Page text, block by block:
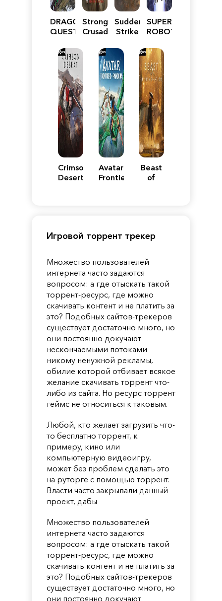
DRAGON
QUEST
Reimagined
Stronghold
Crusader:
Edition
Sudden
Strike
SUPER
ROBOT
Y
Crimson
Desert
Avatar:
Frontiers
Beast
of
Игровой торрент трекер
Множество пользователей
интернета часто задаются
вопросом: а где отыскать такой
торрент-ресурс, где можно
скачивать контент и не платить за
это? Подобных сайтов-трекеров
существует достаточно много, но
они постоянно докучают
нескончаемыми потоками
никому ненужной рекламы,
обилие которой отбивает всякое
желание скачивать торрент что-
либо из сайта. Но ресурс торрент
геймс не относиться к таковым.
Любой, кто желает загрузить что-
то бесплатно торрент, к
примеру, кино или
компьютерную видеоигру,
может без проблем сделать это
на руторге с помощью торрент.
Власти часто закрывали данный
проект, дабы
Множество пользователей
интернета часто задаются
вопросом: а где отыскать такой
торрент-ресурс, где можно
скачивать контент и не платить за
это? Подобных сайтов-трекеров
существует достаточно много, но
они постоянно докучают